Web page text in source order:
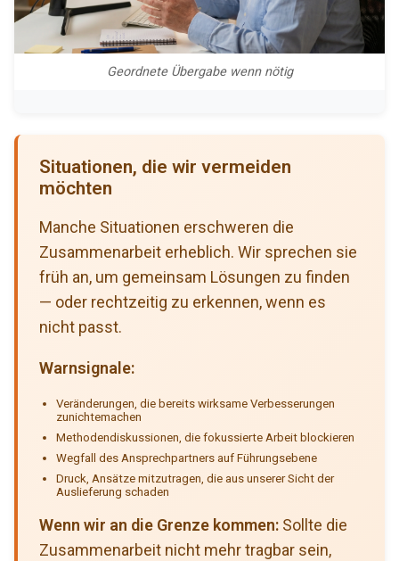
Geordnete Übergabe wenn nötig
Situationen, die wir vermeiden
möchten
Manche Situationen erschweren die
Zusammenarbeit erheblich. Wir sprechen sie
früh an, um gemeinsam Lösungen zu finden
— oder rechtzeitig zu erkennen, wenn es
nicht passt.
Warnsignale:
Veränderungen, die bereits wirksame Verbesserungen
zunichtemachen
Methodendiskussionen, die fokussierte Arbeit blockieren
Wegfall des Ansprechpartners auf Führungsebene
Druck, Ansätze mitzutragen, die aus unserer Sicht der
Auslieferung schaden
Wenn wir an die Grenze kommen: Sollte die
Zusammenarbeit nicht mehr tragbar sein,